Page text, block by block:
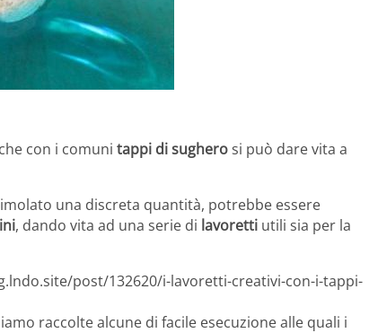
con i comuni tappi di sugherosi può dare vita a
una discreta quantità, potrebbe essere
, dando vita ad una serie di lavoretti utili sia per la
post/132620/i-lavoretti-creativi-con-i-tappi-
raccolte alcune di facile esecuzione alle quali i